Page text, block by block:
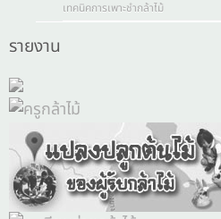
เทคนิคการเพาะชำกล้าไม้
รายงาน